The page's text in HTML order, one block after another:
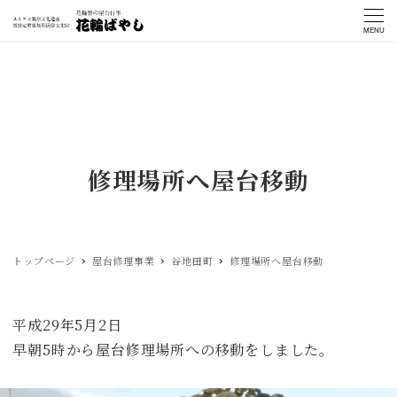
MENU
修理場所へ屋台移動
トップページ 屋台修理事業 谷地田町 修理場所へ屋台移動
平成29年5月2日
早朝5時から屋台修理場所への移動をしました。